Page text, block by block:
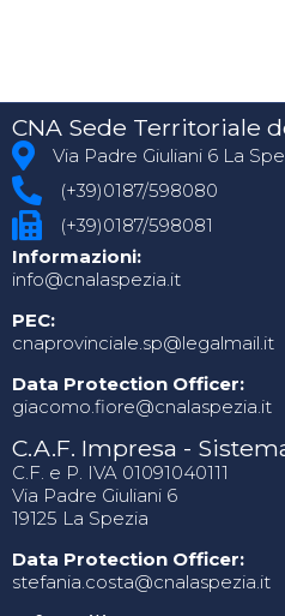
CNA Sede Territoriale
Via Padre Giuliani 6 La
(+39)0187/598080
(+39)0187/598081
Informazioni:
info@cnalaspezia.it
PEC:
cnaprovinciale.sp@legalmail.it
Data Protection Officer:
giacomo.fiore@cnalaspezia.it
C.A.F. Impresa -
C.F. e P. IVA 01091040111
Via Padre Giuliani 6
19125 La Spezia
Data Protection Officer:
stefania.costa@cnalaspezia.it